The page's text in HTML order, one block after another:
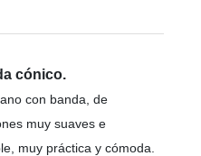
cónico.
con banda, de
muy suaves e
muy práctica y cómoda.